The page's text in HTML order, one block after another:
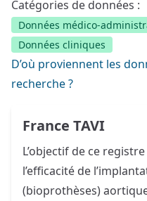
Catégories de données :
Données médico-
Données cliniques
D’où proviennent les
recherche ?
France TAVI
L’objectif de ce
l’efficacité de
(bioprothèses)